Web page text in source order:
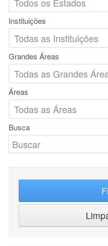
Instituições
Grandes Áreas
Áreas
Busca